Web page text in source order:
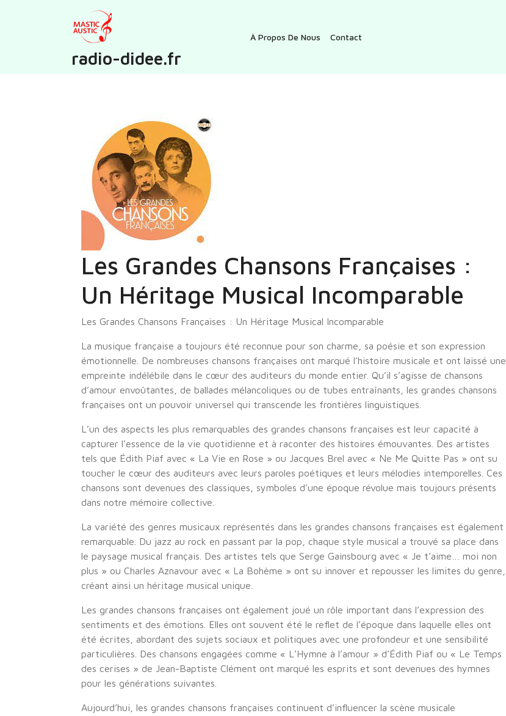
radio-didee.fr
À Propos De Nous Contact
Les Grandes Chansons Françaises :
Un Héritage Musical Incomparable
Les Grandes Chansons Françaises : Un Héritage Musical Incomparable
La musique française a toujours été reconnue pour son charme, sa poésie et son expression
émotionnelle. De nombreuses chansons françaises ont marqué l’histoire musicale et ont laissé une
empreinte indélébile dans le cœur des auditeurs du monde entier. Qu’il s’agisse de chansons
d’amour envoûtantes, de ballades mélancoliques ou de tubes entraînants, les grandes chansons
françaises ont un pouvoir universel qui transcende les frontières linguistiques.
L’un des aspects les plus remarquables des grandes chansons françaises est leur capacité à
capturer l’essence de la vie quotidienne et à raconter des histoires émouvantes. Des artistes
tels que Édith Piaf avec « La Vie en Rose » ou Jacques Brel avec « Ne Me Quitte Pas » ont su
toucher le cœur des auditeurs avec leurs paroles poétiques et leurs mélodies intemporelles. Ces
chansons sont devenues des classiques, symboles d’une époque révolue mais toujours présents
dans notre mémoire collective.
La variété des genres musicaux représentés dans les grandes chansons françaises est également
remarquable. Du jazz au rock en passant par la pop, chaque style musical a trouvé sa place dans
le paysage musical français. Des artistes tels que Serge Gainsbourg avec « Je t’aime… moi non
plus » ou Charles Aznavour avec « La Bohème » ont su innover et repousser les limites du genre,
créant ainsi un héritage musical unique.
Les grandes chansons françaises ont également joué un rôle important dans l’expression des
sentiments et des émotions. Elles ont souvent été le reflet de l’époque dans laquelle elles ont
été écrites, abordant des sujets sociaux et politiques avec une profondeur et une sensibilité
particulières. Des chansons engagées comme « L’Hymne à l’amour » d’Édith Piaf ou « Le Temps
des cerises » de Jean-Baptiste Clément ont marqué les esprits et sont devenues des hymnes
pour les générations suivantes.
Aujourd’hui, les grandes chansons françaises continuent d’influencer la scène musicale